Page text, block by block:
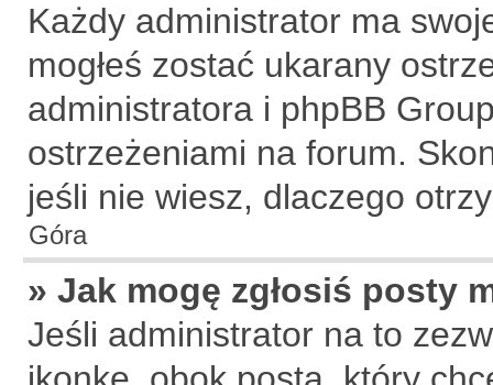
Każdy administrator ma
mogłeś zostać ukarany
administratora i phpBB
ostrzeżeniami na forum.
jeśli nie wiesz, dlaczego
Góra
» Jak mogę zgłosiś posty
Jeśli administrator na to